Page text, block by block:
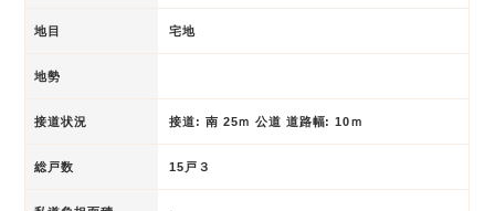
地目 宅地
地勢
接道状況 接道: 南 25ｍ 公道 道路幅: 10ｍ
総戸数 15戸３